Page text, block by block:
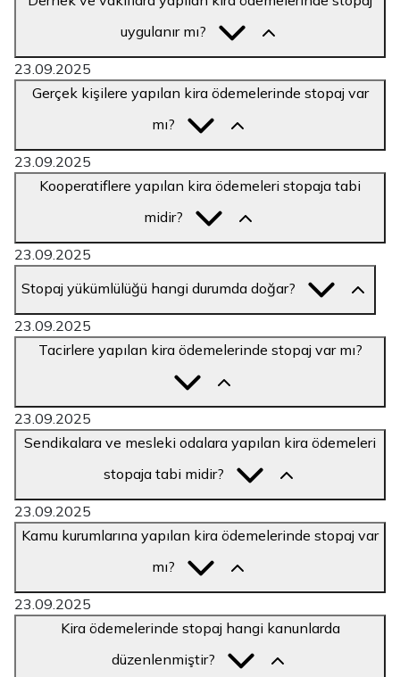
uygulanır mı?
23.09.2025
Gerçek kişilere yapılan kira ödemelerinde stopaj var
mı?
23.09.2025
Kooperatiflere yapılan kira ödemeleri stopaja tabi
midir?
23.09.2025
Stopaj yükümlülüğü hangi durumda doğar?
23.09.2025
Tacirlere yapılan kira ödemelerinde stopaj var mı?
23.09.2025
Sendikalara ve mesleki odalara yapılan kira ödemeleri
stopaja tabi midir?
23.09.2025
Kamu kurumlarına yapılan kira ödemelerinde stopaj var
mı?
23.09.2025
Kira ödemelerinde stopaj hangi kanunlarda
düzenlenmiştir?